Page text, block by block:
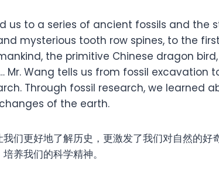
us to a series of ancient fossils and the
mysterious tooth row spines, to the
the primitive Chinese dragon
Mr. Wang tells us from fossil excavation
Through fossil research, we learned
of the earth.
们更好地了解历史，更激发了我们对自然的好
养我们的科学精神。